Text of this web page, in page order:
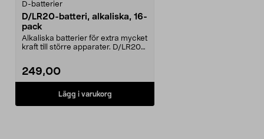
D-batterier
D/LR20-batteri, alkaliska, 16-
pack
Alkaliska batterier för extra mycket
kraft till större apparater. D/LR20-
249,00
Lägg i varukorg